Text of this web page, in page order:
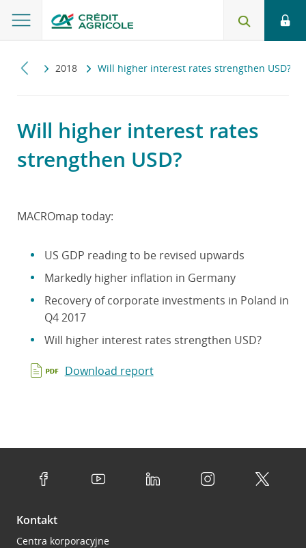
2018 Will higher interest rates strengthen USD?
Will higher interest rates
strengthen USD?
MACROmap today:
US GDP reading to be revised upwards
Markedly higher inflation in Germany
Recovery of corporate investments in Poland in
Q4 2017
Will higher interest rates strengthen USD?
Download report
Kontakt
Centra korporacyjne